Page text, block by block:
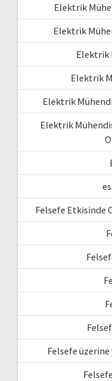
Elektrik
Elektrik
Elektrik
Elektrik
Elektrik
Elektrik
Felsefe Etkisinde
Felsefe